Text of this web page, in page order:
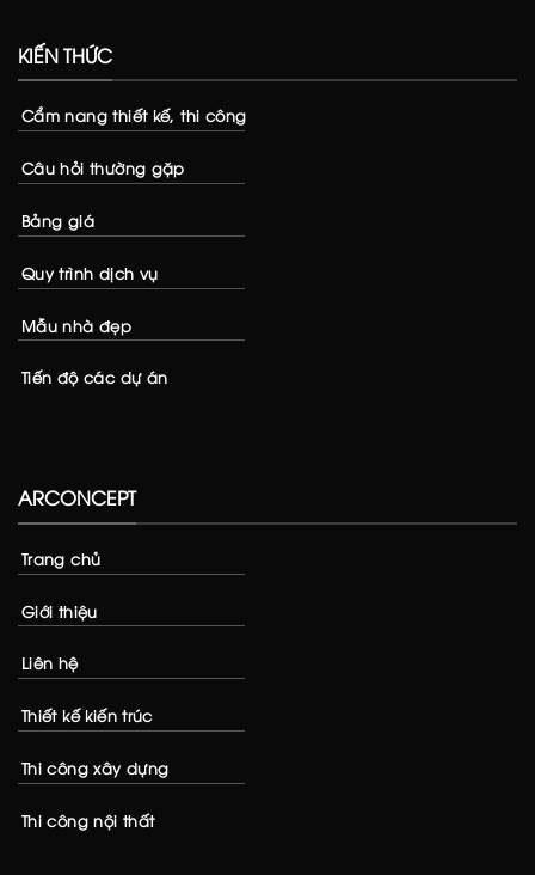
KIẾN THỨC
Cẩm nang thiết kế, thi công
Câu hỏi thường gặp
Bảng giá
Quy trình dịch vụ
Mẫu nhà đẹp
Tiến độ các dự án
ARCONCEPT
Trang chủ
Giới thiệu
Liên hệ
Thiết kế kiến trúc
Thi công xây dựng
Thi công nội thất